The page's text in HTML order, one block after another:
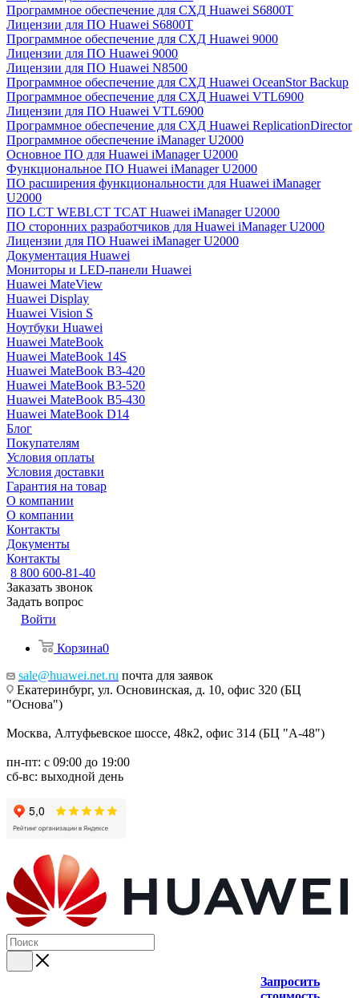
Программное обеспечение для СХД Huawei S6800T
Лицензии для ПО Huawei S6800T
Программное обеспечение для СХД Huawei 9000
Лицензии для ПО Huawei 9000
Лицензии для ПО Huawei N8500
Программное обеспечение для СХД Huawei OceanStor Backup
Программное обеспечение для СХД Huawei VTL6900
Лицензии для ПО Huawei VTL6900
Программное обеспечение для СХД Huawei ReplicationDirector
Программное обеспечение iManager U2000
Основное ПО для Huawei iManager U2000
Функциональное ПО Huawei iManager U2000
ПО расширения функциональности для Huawei iManager
U2000
ПО LCT WEBLCT TCAT Huawei iManager U2000
ПО сторонних разработчиков для Huawei iManager U2000
Лицензии для ПО Huawei iManager U2000
Документация Huawei
Мониторы и LED-панели Huawei
Huawei MateView
Huawei Display
Huawei Vision S
Ноутбуки Huawei
Huawei MateBook
Huawei MateBook 14S
Huawei MateBook B3-420
Huawei MateBook B3-520
Huawei MateBook B5-430
Huawei MateBook D14
Блог
Покупателям
Условия оплаты
Условия доставки
Гарантия на товар
О компании
О компании
Контакты
Документы
Контакты
8 800 600-81-40
Заказать звонок
Задать вопрос
Войти
Корзина0
sale@huawei.net.ru почта для заявок
Екатеринбург, ул. Основинская, д. 10, офис 320 (БЦ
"Основа")
Москва, Алтуфьевское шоссе, 48к2, офис 314 (БЦ "А-48")
пн-пт: с 09:00 до 19:00
сб-вс: выходной день
Запросить